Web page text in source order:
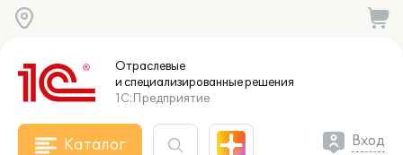
Отраслевые
и специализированныерешения
1С:Предприятие
Каталог Вход